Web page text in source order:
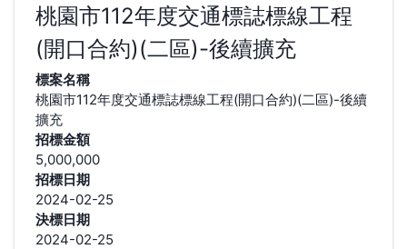
桃園市112年度交通標誌標線工程
(開口合約)(二區)-後續擴充
標案名稱
桃園市112年度交通標誌標線工程(開口合約)(二區)-後續
擴充
招標金額
5,000,000
招標日期
2024-02-25
決標日期
2024-02-25